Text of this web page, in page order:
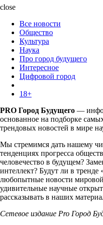
close
Все новости
Общество
Культура
Наука
Про город будущего
Интересное
Цифровой город
18+
PRO Город Будущего —
основанное на подборке
трендовых новостей в мире
Мы стремимся дать нашему
тенденциях прогресса
человечество в будущем?
интеллект? Будут ли в
любопытные новости мировой
удивительные научные
рассказывать в наших
Сетевое издание Pro Город